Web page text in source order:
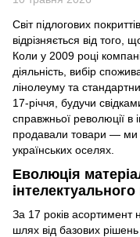
Світ підлогових
відрізняється від
Коли у 2009 році
діяльність, вибір
лінолеуму та
17-річчя, будучи
справжньої революції в
продавали товари — ми
українських оселях.
Еволюція
За 17 років асортимент
шлях від базових